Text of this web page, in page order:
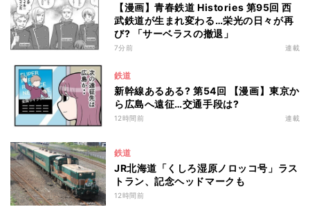
【漫画】青春鉄道 Histories 第95回 西
武鉄道が生まれ変わる…栄光の日々が再
び? 「サーベラスの撤退」
7分前 連載
鉄道
新幹線あるある? 第54回 【漫画】東京か
ら広島へ遠征…交通手段は?
12時間前 連載
鉄道
JR北海道「くしろ湿原ノロッコ号」ラス
トラン、記念ヘッドマークも
12時間前